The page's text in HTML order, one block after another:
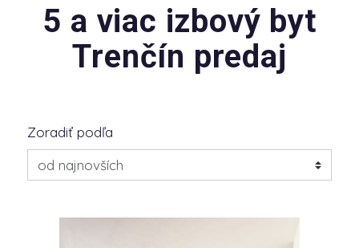
5 a viac izbový byt
Trenčín predaj
Zoradiť podľa